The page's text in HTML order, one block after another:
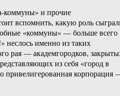
коммуны» и прочие
вспомнить, какую роль
«коммуны» — больше всего
неслось именно из таких
рая — академгородков,
из себя «город в
привелигерованная корпорация